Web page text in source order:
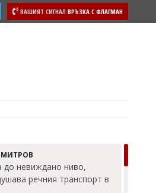
ВАШИЯТ СИГНАЛ ВРЪЗКА С ФЛАГМАН
до невиждано ниво,
речния транспорт в